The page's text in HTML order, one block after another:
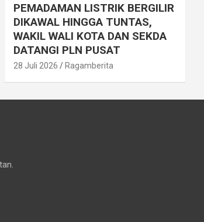
PEMADAMAN LISTRIK BERGILIR
DIKAWAL HINGGA TUNTAS,
WAKIL WALI KOTA DAN SEKDA
DATANGI PLN PUSAT
28 Juli 2026 Ragamberita